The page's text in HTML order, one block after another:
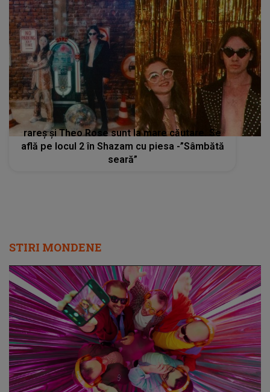
rareș și Theo Rose sunt la mare căutare. Se
află pe locul 2 în Shazam cu piesa -”Sâmbătă
seară”
STIRI MONDENE